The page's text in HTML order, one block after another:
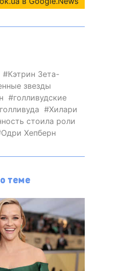
Кэтрин Зета-
звезды
голливудские
Хилари
стоила роли
Одри Хепберн
теме